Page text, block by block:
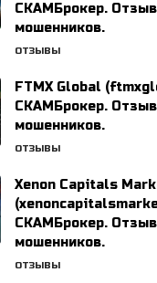
СКАМБрокер.
мошенников.
ОТЗЫВЫ
FTMX Global
СКАМБрокер.
мошенников.
ОТЗЫВЫ
Xenon Capitals
СКАМБрокер.
мошенников.
ОТЗЫВЫ